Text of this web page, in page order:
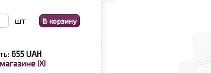
шт
655 UAH
IXI